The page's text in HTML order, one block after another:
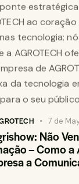
7 de
Não
– Como
a